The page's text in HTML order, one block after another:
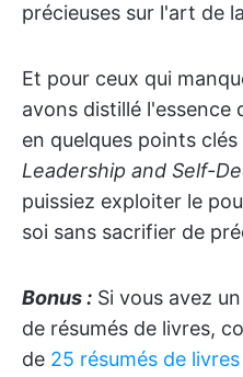
précieuses sur l'art de
Et pour ceux qui
avons distillé l'essence
en quelques points
Leadership and Self-
puissiez exploiter le
soi sans sacrifier de
Bonus : Si vous avez
de résumés de livres,
de 25 résumés de